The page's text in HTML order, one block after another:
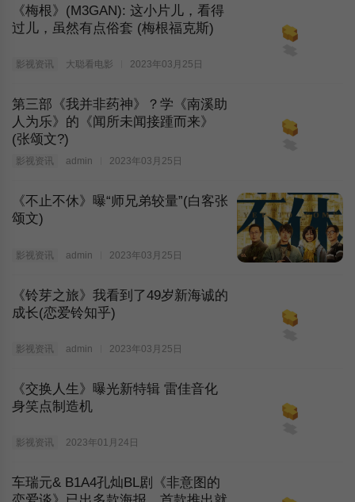
《梅根》(M3GAN): 这小片儿，看得
过儿，虽然有点俗套 (梅根福克斯)
影视资讯 大聪看电影 2023年03月25日
第三部《我并非药神》？学《南溪助
人为乐》的《闻所未闻接踵而来》
(张颂文?)
影视资讯 admin 2023年03月25日
《不止不休》曝“师兄弟较量”(白客张
颂文)
影视资讯 admin 2023年03月25日
《铃芽之旅》我看到了49岁新海诚的
成长(恋爱铃知乎)
影视资讯 admin 2023年03月25日
《交换人生》曝光新特辑 雷佳音化
身笑点制造机
影视资讯 2023年01月24日
车瑞元& B1A4孔灿BL剧《非意图的